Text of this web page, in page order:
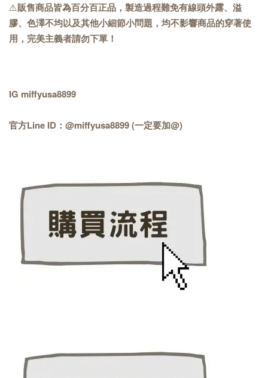
⚠️販售商品皆為百分百正品，製造過程難免有線頭外露、溢
膠、色澤不均以及其他小細節小問題，均不影響商品的穿著使
用，完美主義者請勿下單！
IG miffyusa8899
官方Line ID：@miffyusa8899 (一定要加@)